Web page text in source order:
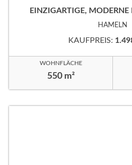
EINZIGARTIGE,
HAMELN
KAUFPREIS:
WOHNFLÄCHE
550 m²